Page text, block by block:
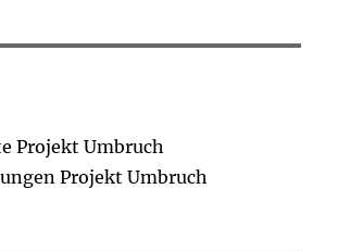
Projekt Umbruch
Projekt Umbruch